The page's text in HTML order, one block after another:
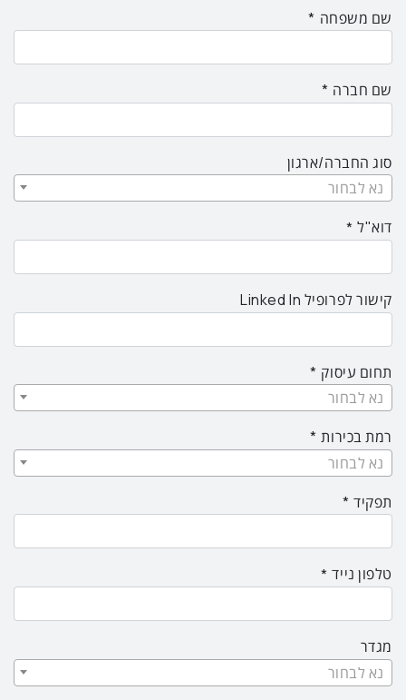
שם משפחה
שם חברה
סוג החברה/ארגון
נא לבחור
דוא"ל
קישור לפרופיל Linked In
תחום עיסוק
נא לבחור
רמת בכירות
נא לבחור
תפקיד
טלפון נייד
מגדר
נא לבחור